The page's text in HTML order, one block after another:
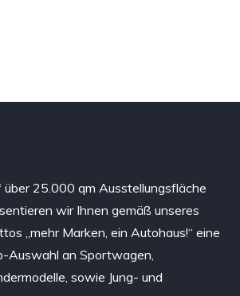
über 25.000 qm Ausstellungsfläche
wir Ihnen gemäß unseres
„mehr Marken, ein Autohaus!“ eine
Auswahl an Sportwagen,
sowie Jung- und